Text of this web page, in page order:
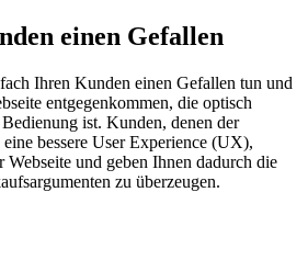
einen Gefallen
Ihren Kunden einen Gefallen tun und
entgegenkommen, die optisch
ist. Kunden, denen der
bessere User Experience (UX),
und geben Ihnen dadurch die
zu überzeugen.